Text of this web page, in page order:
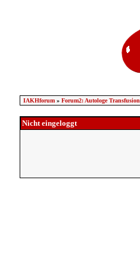
IAKHforum» Forum2: Autologe Transfusion
Nicht eingeloggt